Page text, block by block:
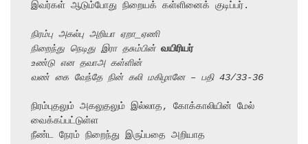
இவர்கள் ஆடும்போது நிறையக் கள்ளினைக் குடிப்பர்.
நிரம்பு அகல்பு அறியா ஏறா_ஏணி
நிறைந்து நெடிது இரா தசும்பின் வயிரியர்
உண்டு என தவாஅ கள்ளின்
வண் கை வேந்தே நின் கலி மகிழானே – பதி 43/33-36
நிரம்புதலும் அகலுதலும் இல்லாத, கோக்காலியின் மேல்
வைக்கப்பட்டுள்ள
நீண்ட நேரம் நிறைந்து இருப்பதை அறியாத